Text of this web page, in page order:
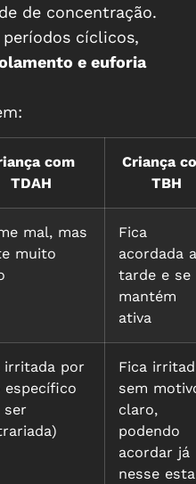
de concentração.
cíclicos,
e euforia
com
TDAH
Criança
TBH
mal, mas
muito
Fica
acordada
tarde e se
mantém
ativa
irritada por
específico
ser
Fica
sem
claro,
podendo
acordar já
nesse